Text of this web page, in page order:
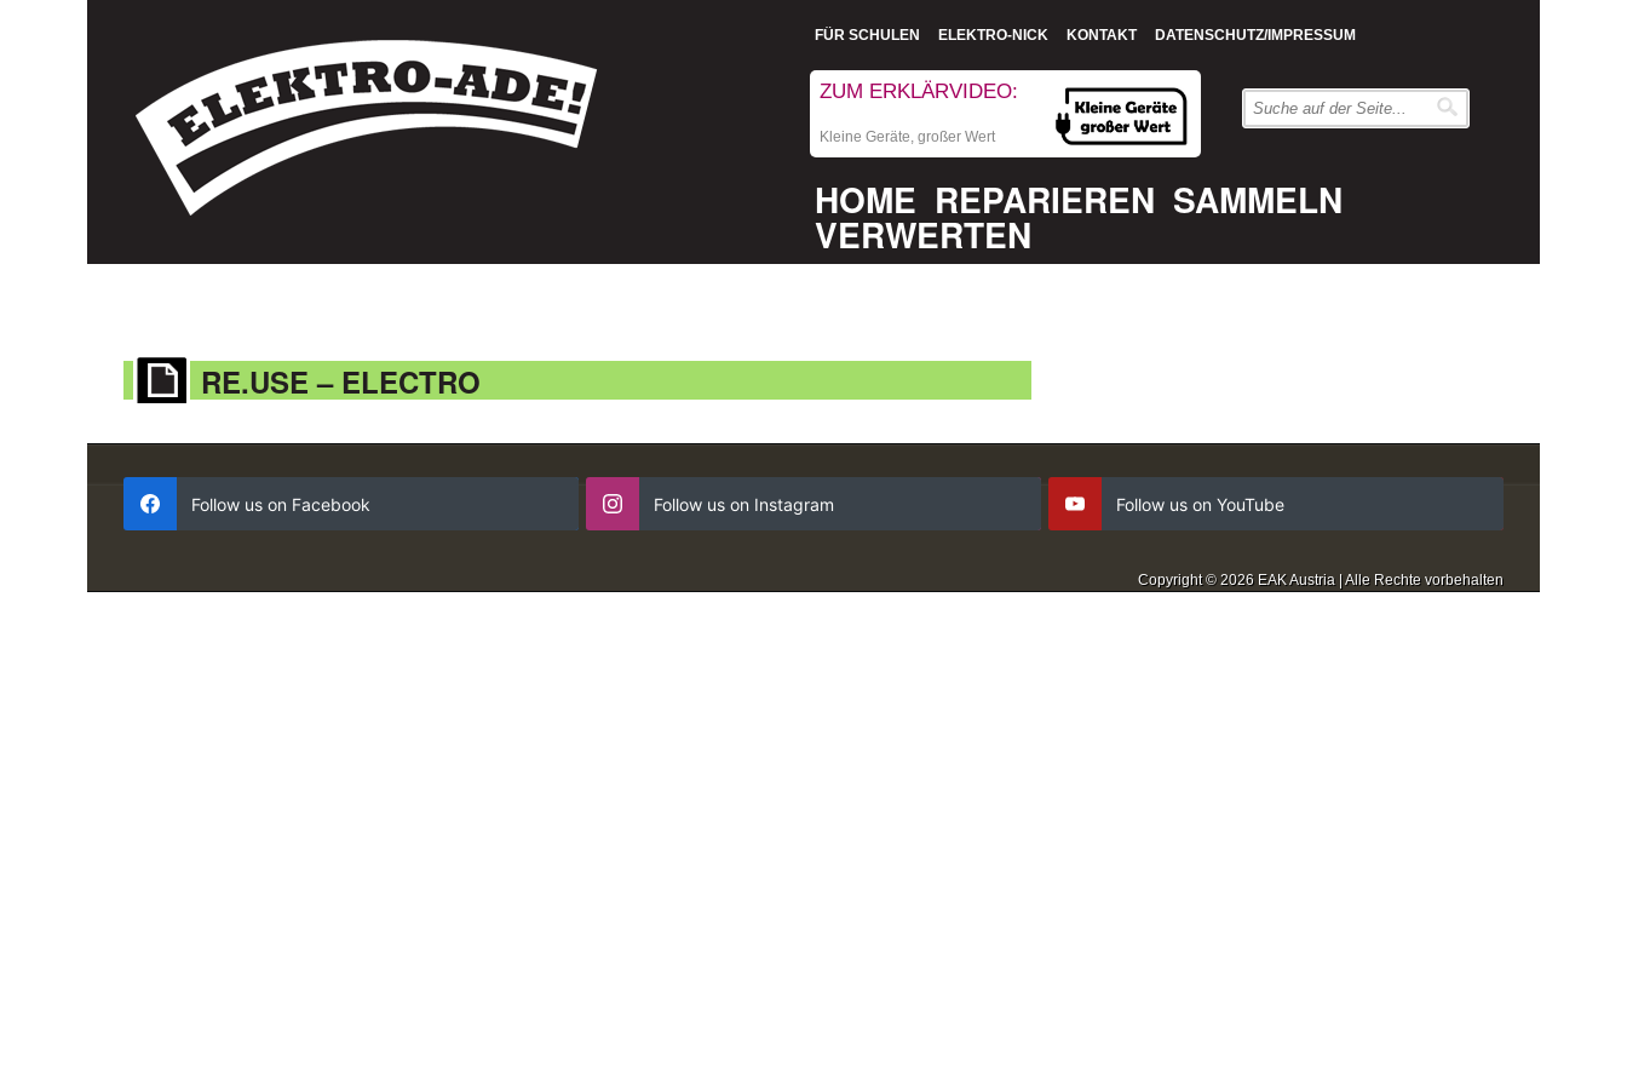
FÜR SCHULEN ELEKTRO-NICK KONTAKT DATENSCHUTZ/IMPRESSUM
ZUM ERKLÄRVIDEO:
Kleine Geräte, großer Wert
HOME REPARIEREN SAMMELN
VERWERTEN
RE.USE – ELECTRO
Follow us on Facebook Follow us on Instagram Follow us on YouTube
Copyright © 2026 EAK Austria | Alle Rechte vorbehalten